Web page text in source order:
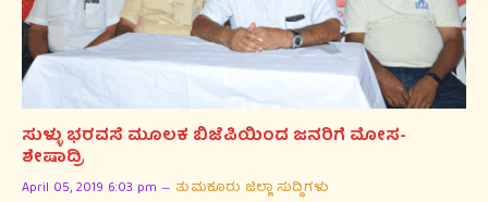
ಸುಳ್ಳು ಭರವಸೆ ಮೂಲಕ ಬಿಜೆಪಿಯಿಂದ ಜನರಿಗೆ ಮೋಸ-
ಶೇಷಾದ್ರಿ
April 05, 2019 6:03 pm ತುಮಕೂರು ಜಿಲ್ಲಾ ಸುದ್ಧಿಗಳು